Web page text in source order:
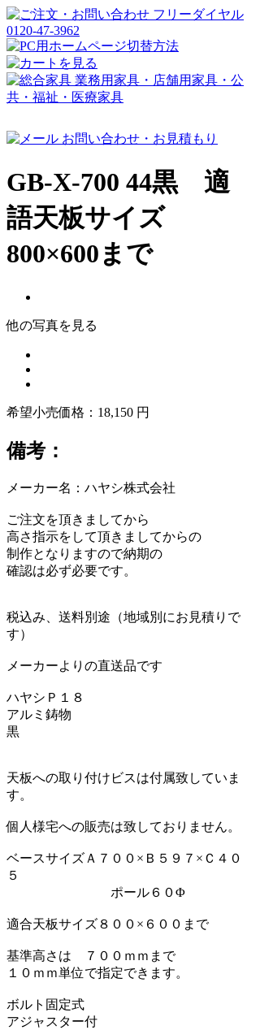
GB-X-700 44黒 適
語天板サイズ
800×600まで
他の写真を見る
希望小売価格：18,150 円
備考：
メーカー名：ハヤシ株式会社
ご注文を頂きましてから
高さ指示をして頂きましてからの
制作となりますので納期の
確認は必ず必要です。
税込み、送料別途（地域別にお見積りで
す）
メーカーよりの直送品です
ハヤシＰ１８
アルミ鋳物
黒
天板への取り付けビスは付属致していま
す。
個人様宅への販売は致しておりません。
ベースサイズＡ７００×Ｂ５９７×Ｃ４０
５
ポール６０Φ
適合天板サイズ８００×６００まで
基準高さは ７００ｍｍまで
１０ｍｍ単位で指定できます。
ボルト固定式
アジャスター付